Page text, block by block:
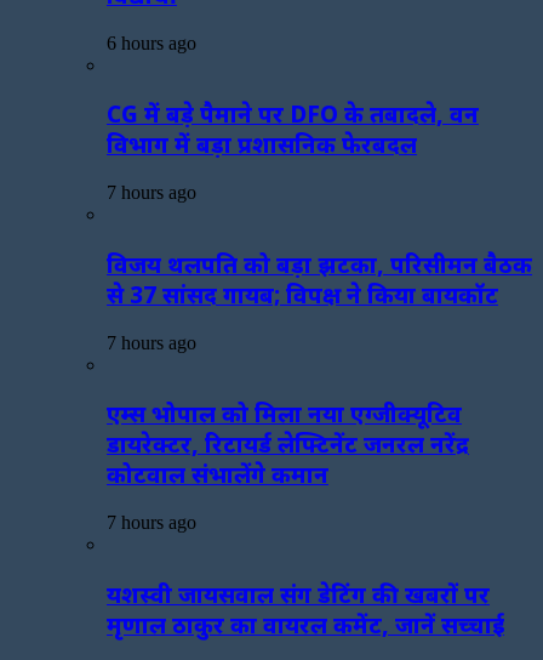
6 hours ago
CG में बड़े पैमाने पर DFO के तबादले, वन
विभाग में बड़ा प्रशासनिक फेरबदल
7 hours ago
विजय थलपति को बड़ा झटका, परिसीमन बैठक
से 37 सांसद गायब; विपक्ष ने किया बायकॉट
7 hours ago
एम्स भोपाल को मिला नया एग्जीक्यूटिव
डायरेक्टर, रिटायर्ड लेफ्टिनेंट जनरल नरेंद्र
कोटवाल संभालेंगे कमान
7 hours ago
यशस्वी जायसवाल संग डेटिंग की खबरों पर
मृणाल ठाकुर का वायरल कमेंट, जानें सच्चाई